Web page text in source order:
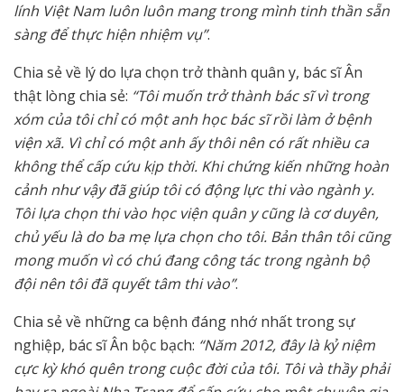
lính Việt Nam luôn luôn mang trong mình tinh thần sẵn
sàng để thực hiện nhiệm vụ”.
Chia sẻ về lý do lựa chọn trở thành quân y, bác sĩ Ân
thật lòng chia sẻ: “Tôi muốn trở thành bác sĩ vì trong
xóm của tôi chỉ có một anh học bác sĩ rồi làm ở bệnh
viện xã. Vì chỉ có một anh ấy thôi nên có rất nhiều ca
không thể cấp cứu kịp thời. Khi chứng kiến những hoàn
cảnh như vậy đã giúp tôi có động lực thi vào ngành y.
Tôi lựa chọn thi vào học viện quân y cũng là cơ duyên,
chủ yếu là do ba mẹ lựa chọn cho tôi. Bản thân tôi cũng
mong muốn vì có chú đang công tác trong ngành bộ
đội nên tôi đã quyết tâm thi vào”.
Chia sẻ về những ca bệnh đáng nhớ nhất trong sự
nghiệp, bác sĩ Ân bộc bạch: “Năm 2012, đây là kỷ niệm
cực kỳ khó quên trong cuộc đời của tôi. Tôi và thầy phải